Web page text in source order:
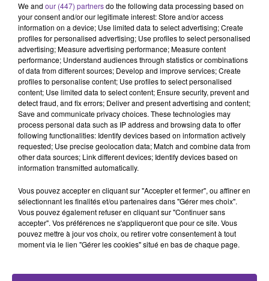
LA PLAYLIST
10h25
10h25
WAFIK HABIB
Sabaho 2020
10h21
10h21
HOUMAM
Doumini 2016
10h14
10h14
ELISSA
Fal El Haki 2016
We and our (447) partnersdo the following data processing based on
your consent and/or our legitimate interest: Store and/or access
information on a device; Use limited data to select advertising; Create
profiles for personalised advertising; Use profiles to select personalised
advertising; Measure advertising performance; Measure content
performance; Understand audiences through statistics or combinations
of data from different sources; Develop and improve services; Create
profiles to personalise content; Use profiles to select personalised
content; Use limited data to select content; Ensure security, prevent and
detect fraud, and fix errors; Deliver and present advertising and content;
Save and communicate privacy choices. These technologies may
process personal data such as IP address and browsing data to offer
following functionalities: Identify devices based on information actively
requested; Use precise geolocation data; Match and combine data from
other data sources; Link different devices; Identify devices based on
information transmitted automatically.
Vous pouvez accepter en cliquant sur "Accepter et fermer", ou affiner en
sélectionnant les finalités et/ou partenaires dans "Gérer mes choix".
Vous pouvez également refuser en cliquant sur "Continuer sans
accepter". Vos préférences ne s'appliqueront que pour ce site. Vous
pouvez mettre à jour vos choix, ou retirer votre consentement à tout
moment via le lien "Gérer les cookies" situé en bas de chaque page.